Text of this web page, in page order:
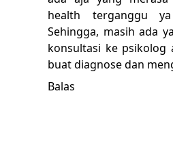
health terganggu
Sehingga, masih ada
konsultasi ke psikolog
buat diagnose dan
Balas